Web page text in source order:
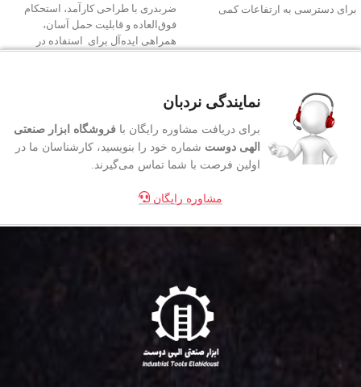
برای دسترسی به ارتفاعات کمی
ضربدری با طراحی کارآمد، استحکام
فوق‌العاده و قابلیت حمل آسان،
همراهی ایده‌آل برای استفاده در
نمایندگی نردبان
برای دریافت مشاوره رایگان با فروشگاه ابزار صنعتی
الهی دوست شماره خود را بنویسید، کارشناسان ما در
اولین فرصت با شما تماس می‌گیرند.
مشاوره رایگان